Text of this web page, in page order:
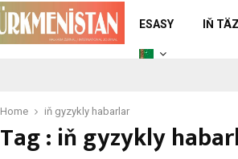
ESASY IŇ
Home iň gyzykly habarlar
Tag : iň gyzykly